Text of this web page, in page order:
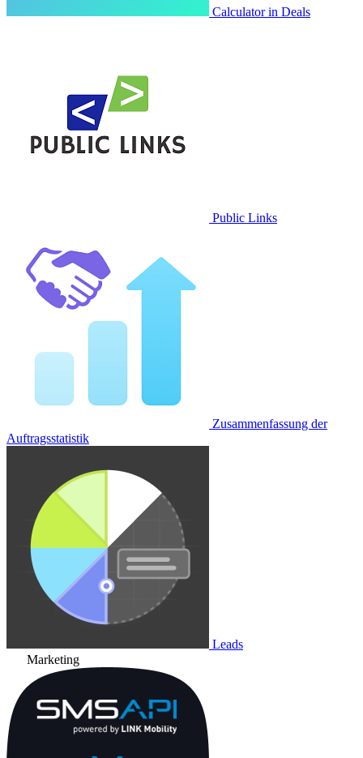
Calculator in Deals
Public Links
Zusammenfassung der
Auftragsstatistik
Leads
Marketing